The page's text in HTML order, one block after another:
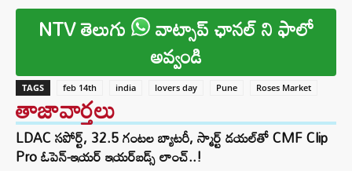
NTV తెలుగు వాట్సాప్ ఛానల్ ని ఫాలో
అవ్వండి
TAGS feb 14th india lovers day Pune Roses Market
తాజావార్తలు
LDAC సపోర్ట్, 32.5 గంటల బ్యాటరీ, స్మార్ట్ డయల్‌తో CMF Clip
Pro ఓపెన్-ఇయర్ ఇయర్‌బడ్స్ లాంచ్..!